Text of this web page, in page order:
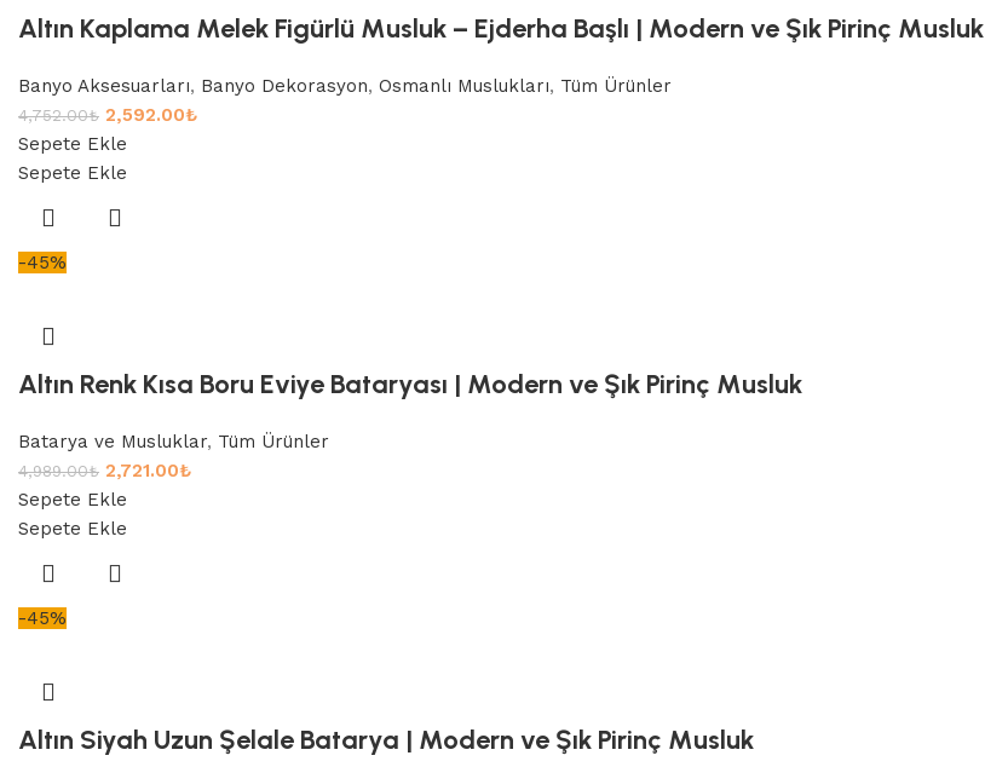
Altın Kaplama Melek Figürlü Musluk – Ejderha Başlı | Modern ve Şık Pirinç Musluk
Banyo Aksesuarları, Banyo Dekorasyon, Osmanlı Muslukları, Tüm Ürünler
4,752.00₺ 2,592.00₺
Sepete Ekle
Sepete Ekle
-45%
Altın Renk Kısa Boru Eviye Bataryası | Modern ve Şık Pirinç Musluk
Batarya ve Musluklar, Tüm Ürünler
4,989.00₺ 2,721.00₺
Sepete Ekle
Sepete Ekle
-45%
Altın Siyah Uzun Şelale Batarya | Modern ve Şık Pirinç Musluk